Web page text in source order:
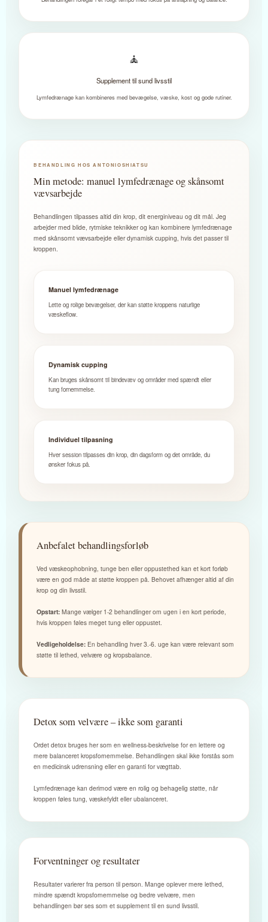
🧘
Supplement til sund livsstil
Lymfedrænage kan kombineres med bevægelse, væske, kost og gode rutiner.
BEHANDLING HOS ANTONIOSHIATSU
Min metode: manuel lymfedrænage og skånsomt
vævsarbejde
Behandlingen tilpasses altid din krop, dit energiniveau og dit mål. Jeg
arbejder med blide, rytmiske teknikker og kan kombinere lymfedrænage
med skånsomt vævsarbejde eller dynamisk cupping, hvis det passer til
kroppen.
Manuel lymfedrænage
Lette og rolige bevægelser, der kan støtte kroppens naturlige
væskeflow.
Dynamisk cupping
Kan bruges skånsomt til bindevæv og områder med spændt eller
tung fornemmelse.
Individuel tilpasning
Hver session tilpasses din krop, din dagsform og det område, du
ønsker fokus på.
Anbefalet behandlingsforløb
Ved væskeophobning, tunge ben eller oppustethed kan et kort forløb
være en god måde at støtte kroppen på. Behovet afhænger altid af din
krop og din livsstil.
Opstart: Mange vælger 1-2 behandlinger om ugen i en kort periode,
hvis kroppen føles meget tung eller oppustet.
Vedligeholdelse: En behandling hver 3.-6. uge kan være relevant som
støtte til lethed, velvære og kropsbalance.
Detox som velvære – ikke som garanti
Ordet detox bruges her som en wellness-beskrivelse for en lettere og
mere balanceret kropsfornemmelse. Behandlingen skal ikke forstås som
en medicinsk udrensning eller en garanti for vægttab.
Lymfedrænage kan derimod være en rolig og behagelig støtte, når
kroppen føles tung, væskefyldt eller ubalanceret.
Forventninger og resultater
Resultater varierer fra person til person. Mange oplever mere lethed,
mindre spændt kropsfornemmelse og bedre velvære, men
behandlingen bør ses som et supplement til en sund livsstil.